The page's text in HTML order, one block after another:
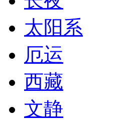
太阳系
厄运
西藏
文静